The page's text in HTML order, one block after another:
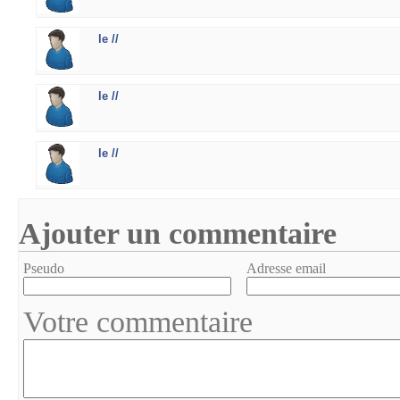
le //
le //
le //
Ajouter un commentaire
Pseudo Adresse email
Votre commentaire